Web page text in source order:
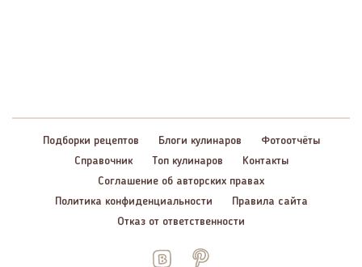
Подборки рецептов Блоги кулинаров
Фотоотчёты
Справочник
Топ кулинаров
Контакты
Соглашение об авторских правах
Политика конфиденциальности
Правила сайта
Отказ от ответственности